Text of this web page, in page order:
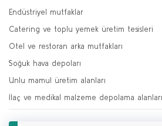
Endüstriyel mutfaklar
Catering ve toplu yemek üretim tesisleri
Otel ve restoran arka mutfakları
Soğuk hava depoları
Unlu mamul üretim alanları
İlaç ve medikal malzeme depolama alanları